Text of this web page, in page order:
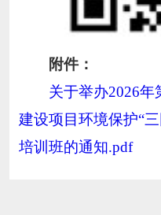
附件：
关于举办2026
建设项目环境保护“
培训班的通知.pdf